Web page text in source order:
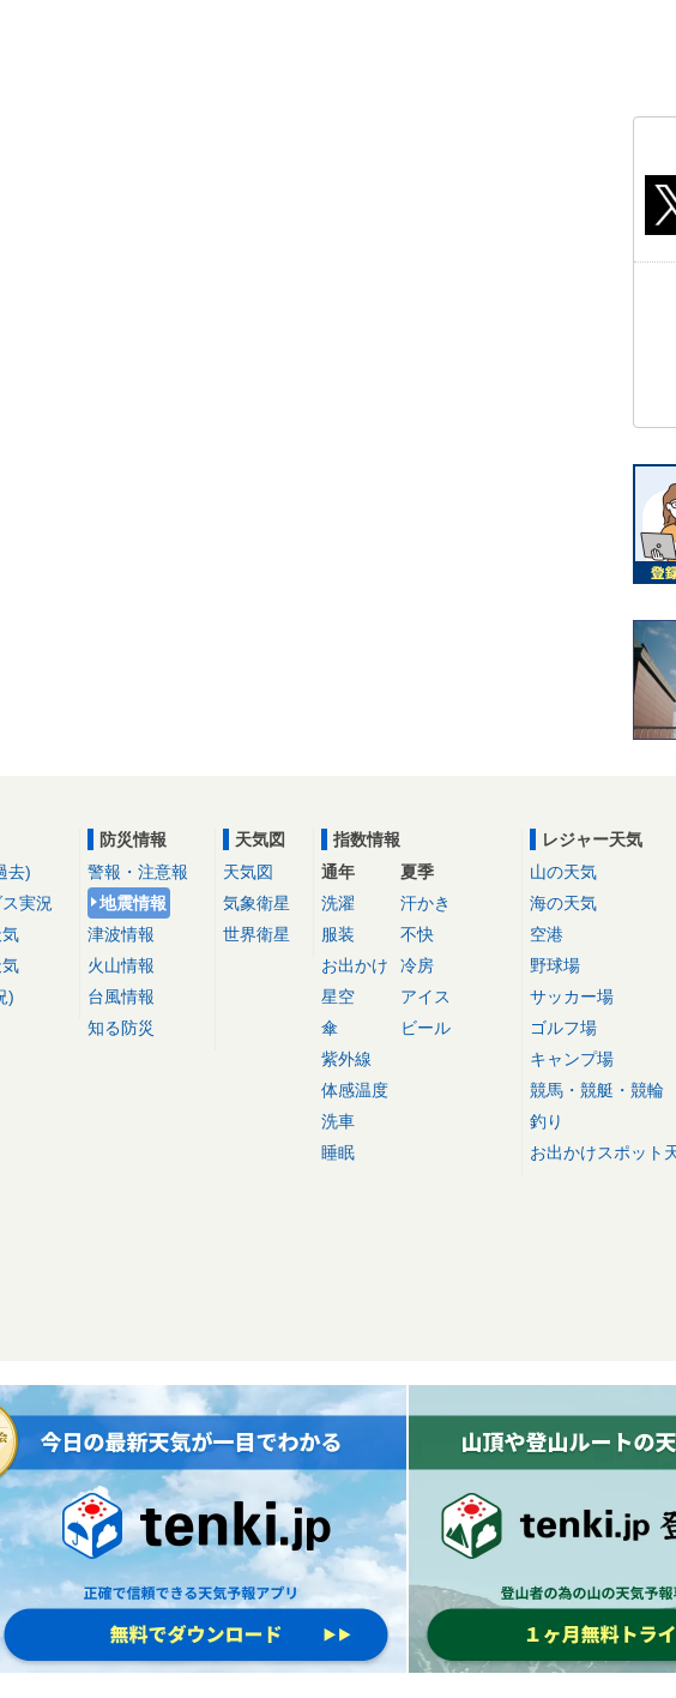
去)
実況
)
防災情報
警報・注意報
地震情報
津波情報
火山情報
台風情報
知る防災
天気図
天気図
気象衛星
世界衛星
指数情報
通年
洗濯
服装
お出かけ
星空
傘
紫外線
体感温度
洗車
睡眠
夏季
汗かき
不快
冷房
アイス
ビール
レジャー天気
山の天気
海の天気
空港
野球場
サッカー場
ゴルフ場
キャンプ場
競馬・競艇・競輪
釣り
お出かけスポット